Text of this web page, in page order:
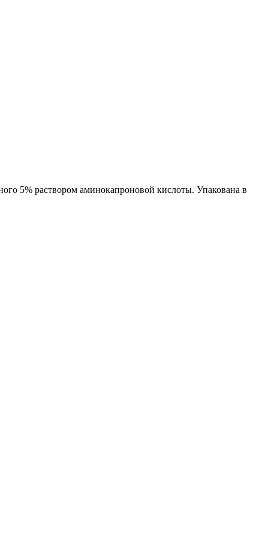
5% раствором аминокапроновой кислоты. Упакована в